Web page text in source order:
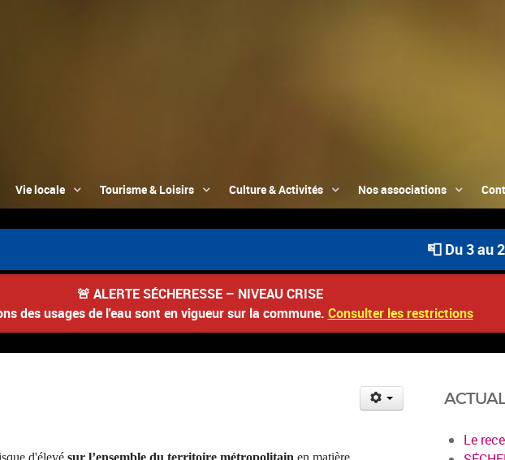
Vie locale Tourisme & Loisirs Culture & Activités Nos associations
📮 Du 3 au 22
🚨 ALERTE SÉCHERESSE – NIVEAU CRISE
des usages de l'eau sont en vigueur sur la commune. Consulter les restrictions
Le